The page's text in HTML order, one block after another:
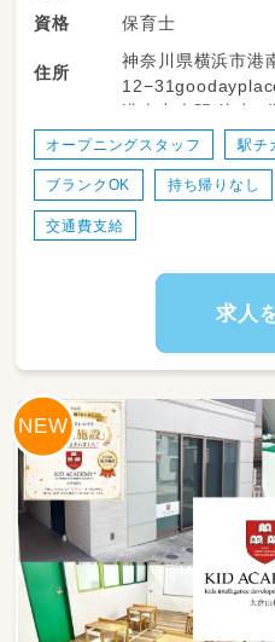
資格 保育士
住所
神奈川県横浜市港
12−31goodayplace港南中
港南中央駅 徒歩2分
オープニングスタッフ 駅チ
ブランクOK 持ち帰りなし
交通費支給
求人